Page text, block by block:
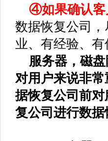
④如果确认客
数据恢复公司
业、有经验、
服务器，磁盘
对用户来说非
据恢复公司前
复公司进行数据